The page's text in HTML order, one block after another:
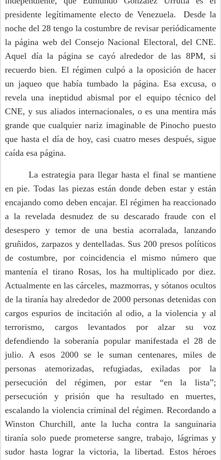
presidente legítimamente electo de Venezuela. Desde la
noche del 28 tengo la costumbre de revisar periódicamente
la página web del Consejo Nacional Electoral, del CNE.
Aquel día la página se cayó alrededor de las 8PM, si
recuerdo bien. El régimen culpó a la oposición de hacer
un jaqueo que había tumbado la página. Esa excusa, o
revela una ineptidud abismal por el equipo técnico del
CNE, y sus aliados internacionales, o es una mentira más
grande que cualquier nariz imaginable de Pinocho puesto
que hasta el día de hoy, casi cuatro meses después, sigue
caída esa página.
La estrategia para llegar hasta el final se mantiene
en pie. Todas las piezas están donde deben estar y están
encajando como deben encajar. El régimen ha reaccionado
a la revelada desnudez de su descarado fraude con el
desespero y temor de una bestia acorralada, lanzando
gruñidos, zarpazos y dentelladas. Sus 200 presos políticos
de costumbre, por coincidencia el mismo número que
mantenía el tirano Rosas, los ha multiplicado por diez.
Actualmente en las cárceles, mazmorras, y sótanos ocultos
de la tiranía hay alrededor de 2000 personas detenidas con
cargos espurios de incitación al odio, a la violencia y al
terrorismo, cargos levantados por alzar su voz
defendiendo la soberanía popular manifestada el 28 de
julio. A esos 2000 se le suman centenares, miles de
personas atemorizadas, refugiadas, exiladas por la
persecución del régimen, por estar “en la lista”;
persecución y prisión que ha resultado en muertes,
escalando la violencia criminal del régimen. Recordando a
Winston Churchill, ante la lucha contra la sanguinaria
tiranía solo puede prometerse sangre, trabajo, lágrimas y
sudor hasta lograr la victoria, la libertad. Estos héroes